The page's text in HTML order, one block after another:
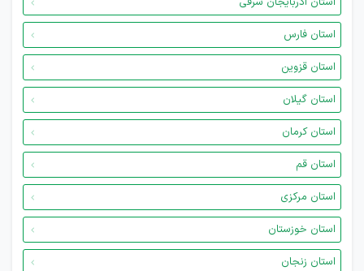
استان فارس
استان قزوین
استان گیلان
استان کرمان
استان قم
استان مرکزی
استان خوزستان
استان زنجان